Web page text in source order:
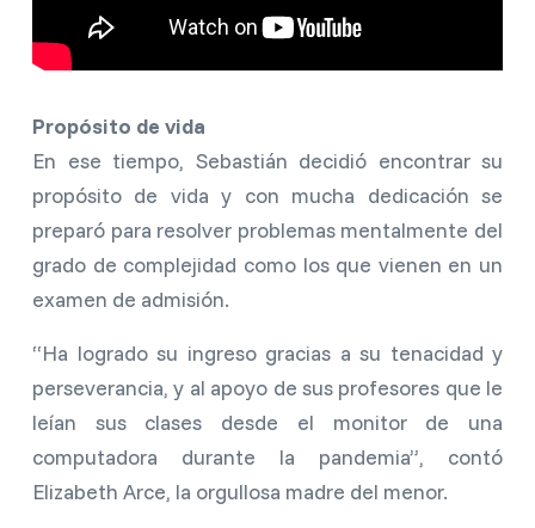
Propósito de vida
En ese tiempo, Sebastián decidió encontrar su
propósito de vida y con mucha dedicación se
preparó para resolver problemas mentalmente del
grado de complejidad como los que vienen en un
examen de admisión.
“Ha logrado su ingreso gracias a su tenacidad y
perseverancia, y al apoyo de sus profesores que le
leían sus clases desde el monitor de una
computadora durante la pandemia”, contó
Elizabeth Arce, la orgullosa madre del menor.